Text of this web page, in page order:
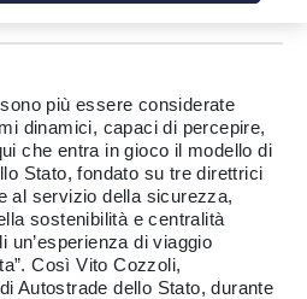
più essere considerate
dinamici, capaci di percepire,
che entra in gioco il modello di
Stato, fondato su tre direttrici
al servizio della sicurezza,
sostenibilità e centralità
un’esperienza di viaggio
Così Vito Cozzoli,
Autostrade dello Stato, durante